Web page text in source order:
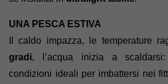
UNA PESCA ESTIVA
Il caldo impazza, le temperature
gradi, l’acqua inizia a
condizioni ideali per imbattersi nei